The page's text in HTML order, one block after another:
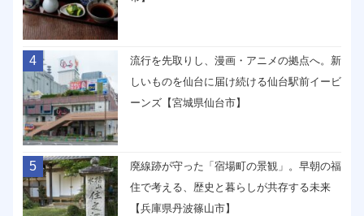
4
流行を先取りし、漫画・アニメの拠点へ。新
しいものを仙台に届け続ける仙台駅前イービ
ーンズ【宮城県仙台市】
5
廃線跡が守った「宿場町の景観」。早朝の福
住で考える、歴史と暮らしが共存する未来
【兵庫県丹波篠山市】